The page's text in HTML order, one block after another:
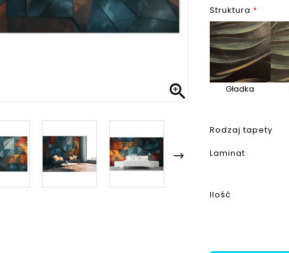

Struktura *
Gładka
Rodzaj tapety
Laminat
Ilość